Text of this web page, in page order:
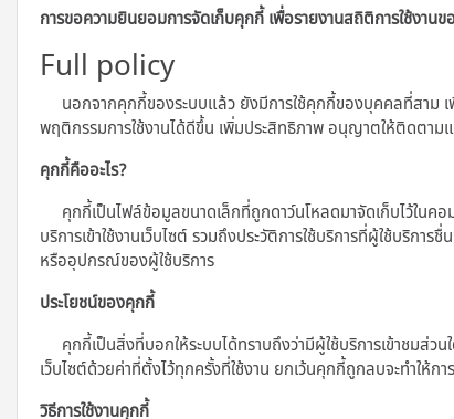
การขอความยินยอมการจัดเก็บคุกกี้ เพื่อรายงานสถิติการใช้งานข
Full policy
นอกจากคุกกี้ของระบบแล้ว ยังมีการใช้คุกกี้ของบุคคลที่สาม เ
พฤติกรรมการใช้งานได้ดีขึ้น เพิ่มประสิทธิภาพ อนุญาตให้ติดตาม
คุกกี้คืออะไร?
คุกกี้เป็นไฟล์ข้อมูลขนาดเล็กที่ถูกดาว์นโหลดมาจัดเก็บไว้ในค
บริการเข้าใช้งานเว็บไซต์ รวมถึงประวัติการใช้บริการที่ผู้ใช้บริก
หรืออุปกรณ์ของผู้ใช้บริการ
ประโยชน์ของคุกกี้
คุกกี้เป็นสิ่งที่บอกให้ระบบได้ทราบถึงว่ามีผู้ใช้บริการเข้าชมส่วน
เว็บไซต์ด้วยค่าที่ตั้งไว้ทุกครั้งที่ใช้งาน ยกเว้นคุกกี้ถูกลบจะทำให้ก
วิธีการใช้งานคุกกี้